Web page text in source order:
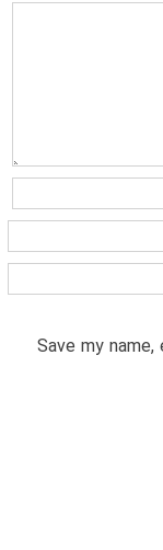
Save my